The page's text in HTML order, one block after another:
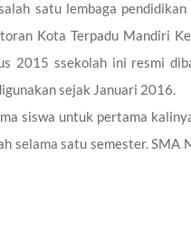
satu lembaga
Kota Terpadu Mandiri
ssekolah ini resmi
sejak Januari 2016.
siswa untuk pertama
selama satu semester.